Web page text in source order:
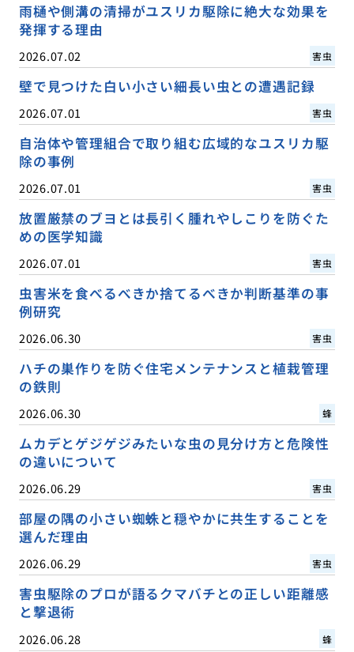
雨樋や側溝の清掃がユスリカ駆除に絶大な効果を
発揮する理由
2026.07.02 害虫
壁で見つけた白い小さい細長い虫との遭遇記録
2026.07.01 害虫
自治体や管理組合で取り組む広域的なユスリカ駆
除の事例
2026.07.01 害虫
放置厳禁のブヨとは長引く腫れやしこりを防ぐた
めの医学知識
2026.07.01 害虫
虫害米を食べるべきか捨てるべきか判断基準の事
例研究
2026.06.30 害虫
ハチの巣作りを防ぐ住宅メンテナンスと植栽管理
の鉄則
2026.06.30 蜂
ムカデとゲジゲジみたいな虫の見分け方と危険性
の違いについて
2026.06.29 害虫
部屋の隅の小さい蜘蛛と穏やかに共生することを
選んだ理由
2026.06.29 害虫
害虫駆除のプロが語るクマバチとの正しい距離感
と撃退術
2026.06.28 蜂